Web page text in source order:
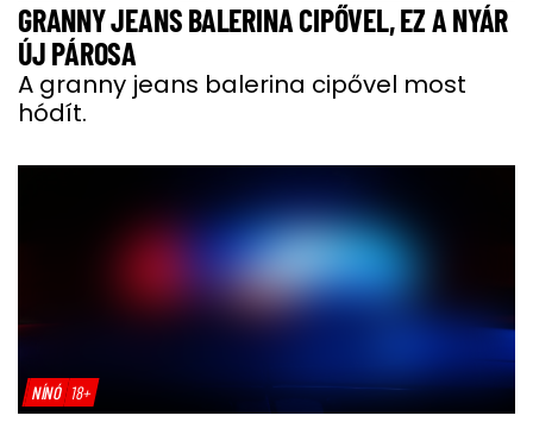
GRANNY JEANS BALERINA CIPŐVEL, EZ A NYÁR
ÚJ PÁROSA
A granny jeans balerina cipővel most
hódít.
NÍNÓ 18+